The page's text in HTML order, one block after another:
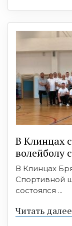
В Клинцах
волейболу
В Клинцах
Спортивной
состоялся ...
Читать далее